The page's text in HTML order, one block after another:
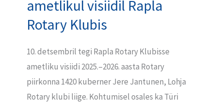
ametlikul visiidil Rapla
Rotary Klubis
10. detsembril tegi Rapla Rotary Klubisse
ametliku visiidi 2025.–2026. aasta Rotary
piirkonna 1420 kuberner Jere Jantunen, Lohja
Rotary klubi liige. Kohtumisel osales ka Türi